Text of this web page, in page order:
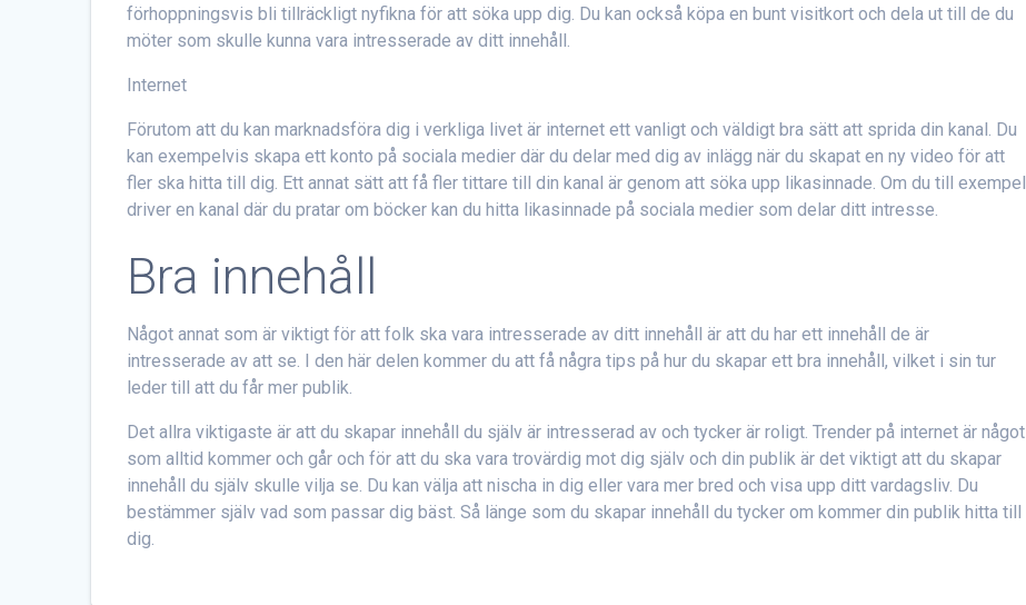
förhoppningsvis bli tillräckligt nyfikna för att söka upp dig. Du kan också köpa en bunt visitkort och dela ut till de du
möter som skulle kunna vara intresserade av ditt innehåll.
Internet
Förutom att du kan marknadsföra dig i verkliga livet är internet ett vanligt och väldigt bra sätt att sprida din kanal. Du
kan exempelvis skapa ett konto på sociala medier där du delar med dig av inlägg när du skapat en ny video för att
fler ska hitta till dig. Ett annat sätt att få fler tittare till din kanal är genom att söka upp likasinnade. Om du till exempel
driver en kanal där du pratar om böcker kan du hitta likasinnade på sociala medier som delar ditt intresse.
Bra innehåll
Något annat som är viktigt för att folk ska vara intresserade av ditt innehåll är att du har ett innehåll de är
intresserade av att se. I den här delen kommer du att få några tips på hur du skapar ett bra innehåll, vilket i sin tur
leder till att du får mer publik.
Det allra viktigaste är att du skapar innehåll du själv är intresserad av och tycker är roligt. Trender på internet är något
som alltid kommer och går och för att du ska vara trovärdig mot dig själv och din publik är det viktigt att du skapar
innehåll du själv skulle vilja se. Du kan välja att nischa in dig eller vara mer bred och visa upp ditt vardagsliv. Du
bestämmer själv vad som passar dig bäst. Så länge som du skapar innehåll du tycker om kommer din publik hitta till
dig.